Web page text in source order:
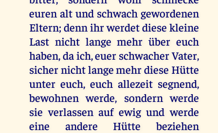
euren alt und schwach gewordenen
Eltern; denn ihr werdet diese kleine
Last nicht lange mehr über euch
haben, da ich, euer schwacher Vater,
sicher nicht lange mehr diese Hütte
unter euch, euch allezeit segnend,
bewohnen werde, sondern werde
sie verlassen auf ewig und werde
eine andere Hütte beziehen